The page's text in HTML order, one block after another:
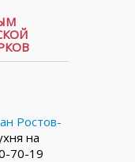
Ростов-
на
70-19